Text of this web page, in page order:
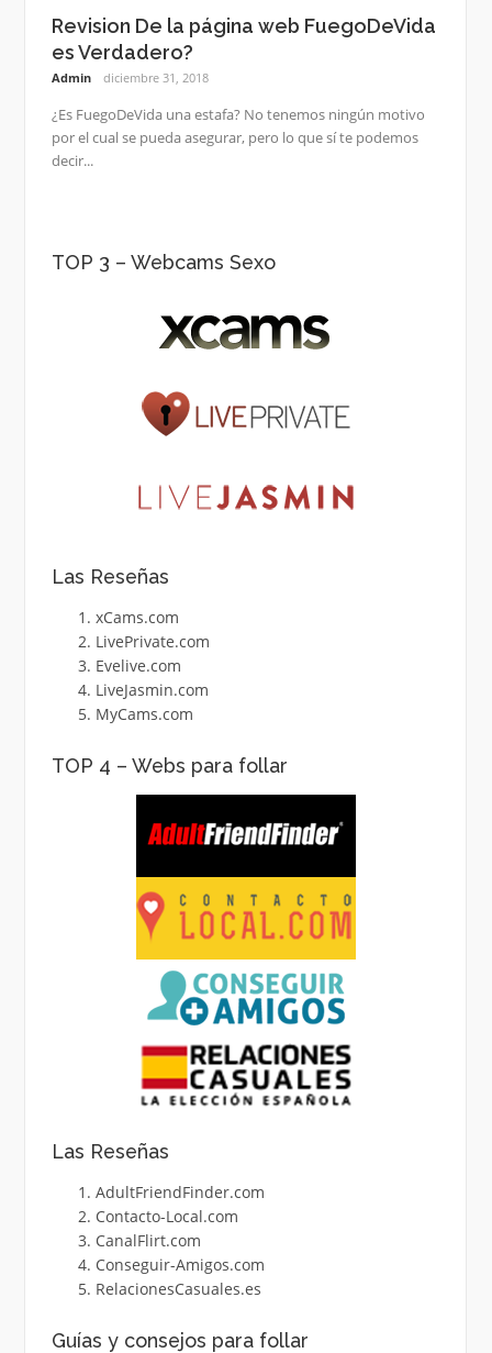
Revision De la página web FuegoDeVida
es Verdadero?
Admin diciembre 31, 2018
¿Es FuegoDeVida una estafa? No tenemos ningún motivo
por el cual se pueda asegurar, pero lo que sí te podemos
decir...
TOP 3 – Webcams Sexo
Las Reseñas
xCams.com
LivePrivate.com
Evelive.com
LiveJasmin.com
MyCams.com
TOP 4 – Webs para follar
Las Reseñas
AdultFriendFinder.com
Contacto-Local.com
CanalFlirt.com
Conseguir-Amigos.com
RelacionesCasuales.es
Guías y consejos para follar